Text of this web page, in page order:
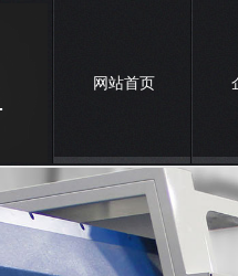
网站首页
诚聘英才